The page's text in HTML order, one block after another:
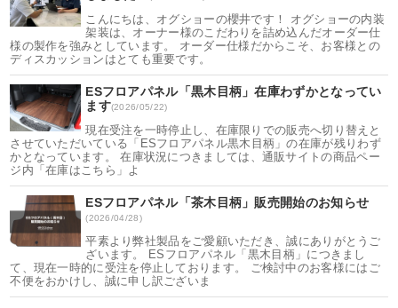
こんにちは、オグショーの櫻井です！ オグショーの内装
架装は、オーナー様のこだわりを詰め込んだオーダー仕
様の製作を強みとしています。 オーダー仕様だからこそ、お客様との
ディスカッションはとても重要です。
ESフロアパネル「黒木目柄」在庫わずかとなってい
ます(2026/05/22)
現在受注を一時停止し、在庫限りでの販売へ切り替えと
させていただいている「ESフロアパネル黒木目柄」の在庫が残りわず
かとなっています。 在庫状況につきましては、通販サイトの商品ペー
ジ内「在庫はこちら」よ
ESフロアパネル「茶木目柄」販売開始のお知らせ
(2026/04/28)
平素より弊社製品をご愛顧いただき、誠にありがとうご
ざいます。 ESフロアパネル「黒木目柄」につきまし
て、現在一時的に受注を停止しております。 ご検討中のお客様にはご
不便をおかけし、誠に申し訳ございま